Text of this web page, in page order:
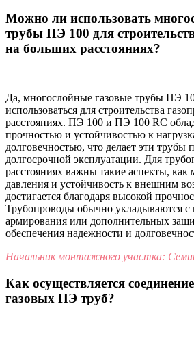
Можно ли использовать
трубы ПЭ 100 для
на больших расстояниях?
Да, многослойные газовые трубы ПЭ
использоваться для строительства
расстояниях. ПЭ 100 и ПЭ 100 RC
прочностью и устойчивостью к
долговечностью, что делает эти трубы
долгосрочной эксплуатации. Для
расстояниях важны такие аспекты, как
давления и устойчивость к внешним
достигается благодаря высокой
Трубопроводы обычно укладываются с
армирования или дополнительных
обеспечения надежности и
Начальник монтажного участка:
Как осуществляется
газовых ПЭ труб?